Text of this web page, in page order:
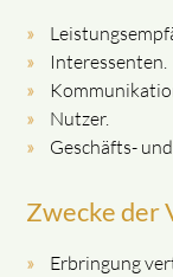
Interessenten.
Nutzer.
Geschäfts-
Zwecke der
Erbringung